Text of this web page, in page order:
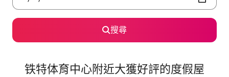
搜尋
铁特体育中心附近大獲好評的度假屋